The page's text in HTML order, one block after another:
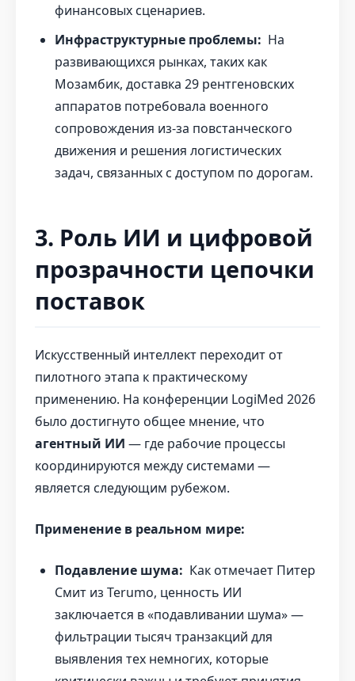
финансовых сценариев.
Инфраструктурные проблемы: На
развивающихся рынках, таких как
Мозамбик, доставка 29 рентгеновских
аппаратов потребовала военного
сопровождения из-за повстанческого
движения и решения логистических
задач, связанных с доступом по дорогам.
3. Роль ИИ и цифровой
прозрачности цепочки
поставок
Искусственный интеллект переходит от
пилотного этапа к практическому
применению. На конференции LogiMed 2026
было достигнуто общее мнение, что
агентный ИИ — где рабочие процессы
координируются между системами —
является следующим рубежом.
Применение в реальном мире:
Подавление шума: Как отмечает Питер
Смит из Terumo, ценность ИИ
заключается в «подавливании шума» —
фильтрации тысяч транзакций для
выявления тех немногих, которые